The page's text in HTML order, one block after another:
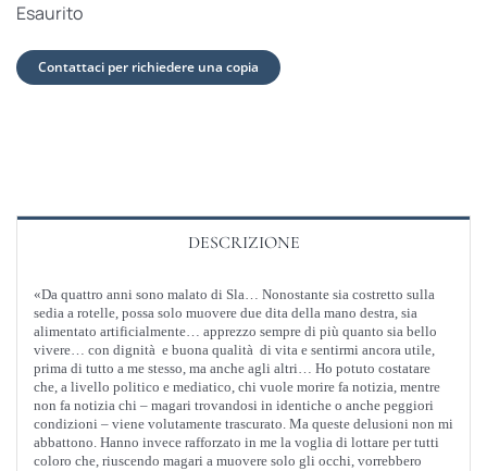
Esaurito
Contattaci per richiedere una copia
DESCRIZIONE
«Da quattro anni sono malato di Sla… Nonostante sia costretto sulla
sedia a rotelle, possa solo muovere due dita della mano destra, sia
alimentato artificialmente… apprezzo sempre di più quanto sia bello
vivere… con dignità e buona qualità di vita e sentirmi ancora utile,
prima di tutto a me stesso, ma anche agli altri… Ho potuto costatare
che, a livello politico e mediatico, chi vuole morire fa notizia, mentre
non fa notizia chi – magari trovandosi in identiche o anche peggiori
condizioni – viene volutamente trascurato. Ma queste delusioni non mi
abbattono. Hanno invece rafforzato in me la voglia di lottare per tutti
coloro che, riuscendo magari a muovere solo gli occhi, vorrebbero